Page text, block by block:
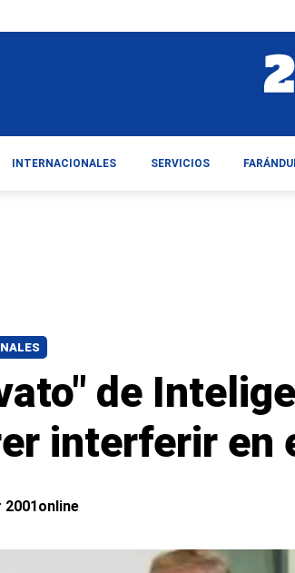
de
interferir en
2001online
INTERNACIONALES SERVICIOS